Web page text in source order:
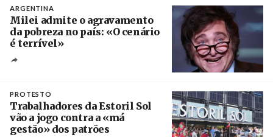
ARGENTINA
Milei admite o agravamento
da pobreza no país: «O cenário
é terrível»
PROTESTO
Trabalhadores da Estoril Sol
vão a jogo contra a «má
gestão» dos patrões